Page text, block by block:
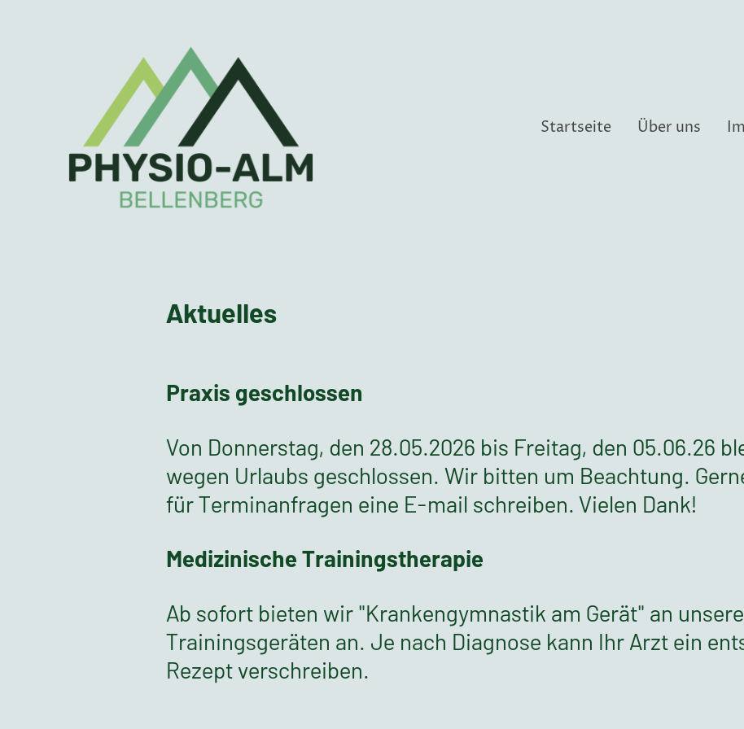
Startseite Über uns
Aktuelles
Praxis geschlossen
Von Donnerstag, den 28.05.2026 bis Freitag, den 05.06.26
wegen Urlaubs geschlossen. Wir bitten um Beachtung.
für Terminanfragen eine E-mail schreiben. Vielen Dank!
Medizinische Trainingstherapie
Ab sofort bieten wir "Krankengymnastik am Gerät" an
Trainingsgeräten an. Je nach Diagnose kann Ihr Arzt ein
Rezept verschreiben.